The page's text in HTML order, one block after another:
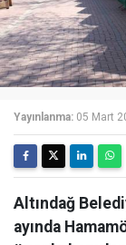
Yayınlanma: 05 Mart
Altındağ
ayında